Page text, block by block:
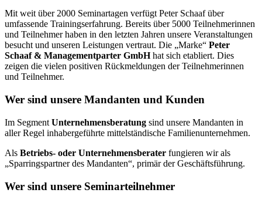
Mit weit über 2000 Seminartagen verfügt Peter Schaaf über
umfassende Trainingserfahrung. Bereits über 5000 Teilnehmerinnen
und Teilnehmer haben in den letzten Jahren unsere Veranstaltungen
besucht und unseren Leistungen vertraut. Die „Marke“ Peter
Schaaf & Managementparter GmbHhat sich etabliert. Dies
zeigen die vielen positiven Rückmeldungen der Teilnehmerinnen
und Teilnehmer.
Wer sind unsere Mandanten und Kunden
Im Segment Unternehmensberatung sind unsere Mandanten in
aller Regel inhabergeführte mittelständische Familienunternehmen.
Als Betriebs- oder Unternehmensberater fungieren wir als
„Sparringspartner des Mandanten“, primär der Geschäftsführung.
Wer sind unsere Seminarteilnehmer